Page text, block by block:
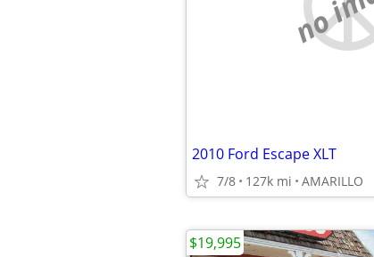
2010 Ford Escape XLT
7/8 127k mi AMARILLO
$19,995